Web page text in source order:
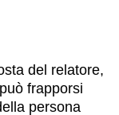
del relatore,
frapporsi
persona